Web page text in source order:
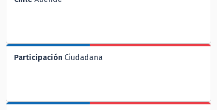
Participación Ciudadana